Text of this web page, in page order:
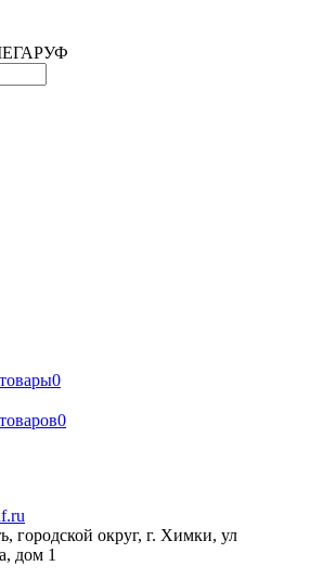
0
0
городской округ, г. Химки, ул
дом 1